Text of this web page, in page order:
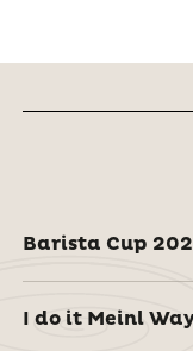
Barista Cup
I do it Meinl